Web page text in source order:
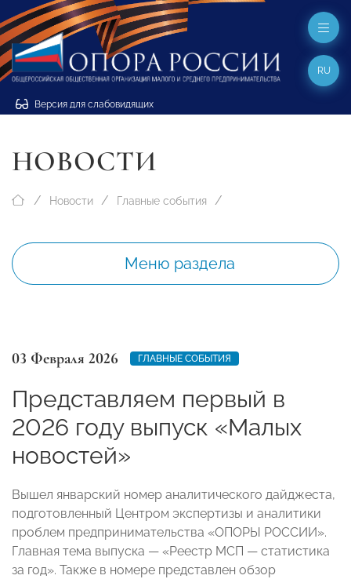
Версия для слабовидящих
RU
НОВОСТИ
Новости Главные события
Меню раздела
03 Февраля 2026 ГЛАВНЫЕ СОБЫТИЯ
Представляем первый в
2026 году выпуск «Малых
новостей»
Вышел январский номер аналитического дайджеста,
подготовленный Центром экспертизы и аналитики
проблем предпринимательства «ОПОРЫ РОССИИ».
Главная тема выпуска — «Реестр МСП — статистика
за год». Также в номере представлен обзор